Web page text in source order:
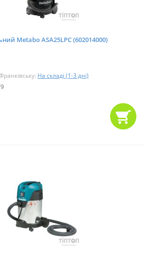
Metabo ASA25LPC (602014000)
На складі (1-3 дні)